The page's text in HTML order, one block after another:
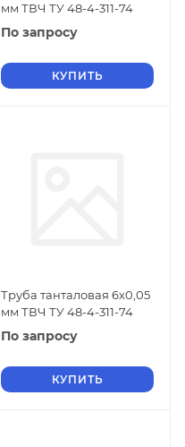
мм ТВЧ ТУ 48-4-311-74
По запросу
КУПИТЬ
Труба танталовая 6х0,05
мм ТВЧ ТУ 48-4-311-74
По запросу
КУПИТЬ